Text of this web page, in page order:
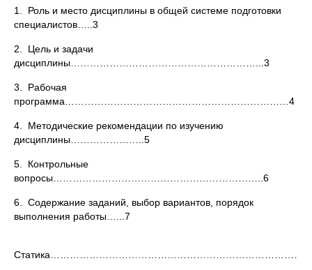
1. Роль и место дисциплины в общей системе подготовки
специалистов…..3
2. Цель и задачи
дисциплины…………………………………………………...3
3. Рабочая
программа……………………………………………………………4
4. Методические рекомендации по изучению
дисциплины…………………..5
5. Контрольные
вопросы………………………………………………………..6
6. Содержание заданий, выбор вариантов, порядок
выполнения работы…...7